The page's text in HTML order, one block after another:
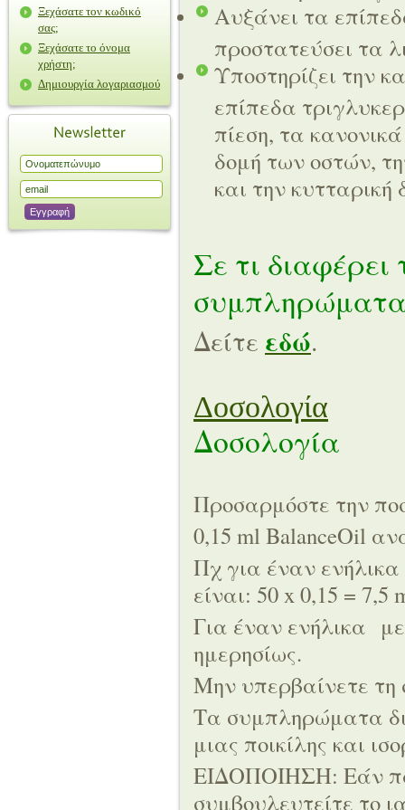
Ξεχάσατε τον κωδικό
σας;
Ξεχάσατε το όνομα
χρήστη;
Δημιουργία λογαριασμού
Αυξάνει τα
προστατεύσει τα
Υποστηρίζει την
επίπεδα
πίεση, τα
δομή των οστών,
και την κυτταρική
Σε τι
Δείτε εδώ.
Δοσολογία
Δοσολογία
Προσαρμόστε την
0,15 ml BalanceOil
Πχ για έναν
είναι: 50 x 0,15 = 7,5
Για έναν ενήλικα
ημερησίως.
Μην υπερβαίνετε τη
Τα συμπληρώματα
μιας ποικίλης και
ΕΙΔΟΠΟΙΗΣΗ: Εάν
συμβουλευτείτε το